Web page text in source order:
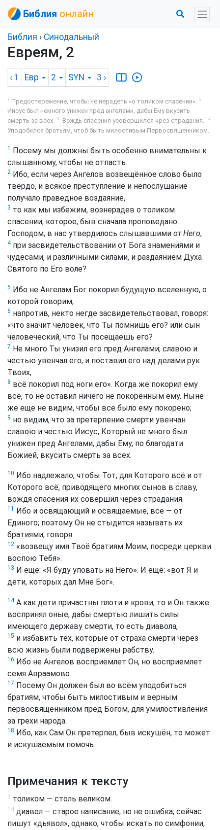
Библия онлайн
Библия › Синодальный
Евреям, 2
‹ 1 Евр 2 SYN 3 ›
1 Предостережение, чтобы не нерадеть «о толиком спасении». 5
Иисус был немного унижен пред ангелами, дабы Ему вкусить
смерть за всех. 10 Вождь спасения усовершился чрез страдания. 14
Уподобился братьям, чтоб быть милостивым Первосвященником.
1 Посему мы должны быть особенно внимательны к
слышанному, чтобы не отпасть.
2 Ибо, если через Ангелов возвещённое слово было
твёрдо, и всякое преступление и непослушание
получало праведное воздаяние,
3 то как мы избежим, вознерадев о толиком
спасении, которое, быв сначала проповедано
Господом, в нас утвердилось слышавшими от Него,
4при засвидетельствовании от Бога знамениями и
чудесами, и различными силами, и раздаянием Духа
Святого по Его воле?
5 Ибо не Ангелам Бог покорил будущую вселенную, о
которой говорим;
6 напротив, некто негде засвидетельствовал, говоря:
«что значит человек, что Ты помнишь его? или сын
человеческий, что Ты посещаешь его?
7 Не много Ты унизил его пред Ангелами; славою и
честью увенчал его, и поставил его над делами рук
Твоих,
8 всё покорил под ноги его». Когда же покорил ему
всё, то не оставил ничего не покорённым ему. Ныне
же ещё не видим, чтобы всё было ему покорено;
9 но видим, что за претерпение смерти увенчан
славою и честью Иисус, Который не много был
унижен пред Ангелами, дабы Ему, по благодати
Божией, вкусить смерть за всех.
10 Ибо надлежало, чтобы Тот, для Которого всё и от
Которого всё, приводящего многих сынов в славу,
вождя спасения их совершил через страдания.
11
Ибо и освящающий и освящаемые, все — от
Единого; поэтому Он не стыдится называть их
братиями, говоря:
12 «возвещу имя Твоё братиям Моим, посреди церкви
воспою Тебя».
13 И ещё: «Я буду уповать на Него». И ещё: «вот Я и
дети, которых дал Мне Бог».
14А как дети причастны плоти и крови, то и Он также
воспринял оные, дабы смертью лишить силы
имеющего державу смерти, то есть диавола,
15 и избавить тех, которые от страха смерти через
всю жизнь были подвержены рабству.
16 Ибо не Ангелов восприемлет Он, но восприемлет
семя Авраамово.
17 Посему Он должен был во всём уподобиться
братиям, чтобы быть милостивым и верным
первосвященником пред Богом, для умилостивления
за грехи народа.
18 Ибо, как Сам Он претерпел, быв искушён, то может
и искушаемым помочь.
Примечания к тексту
3 толиком — столь великом.
14 диавол — старое написание, но не ошибка; сейчас
пишут «дьявол», однако, чтобы искать по симфонии,